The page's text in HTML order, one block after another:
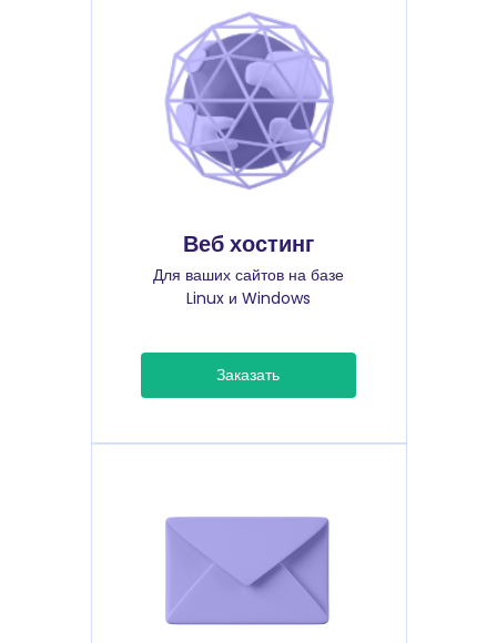
Веб хостинг
Для ваших сайтов на базе
Linux и Windows
Заказать